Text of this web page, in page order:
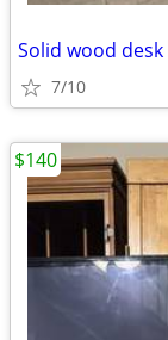
Solid wood desk
7/10
$140